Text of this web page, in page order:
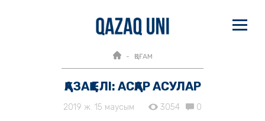
ҚОҒАМ
ҚАЗАҚ ЕЛІ: АСҚАР АСУЛАР
2019 ж. 15 маусым 3054 0